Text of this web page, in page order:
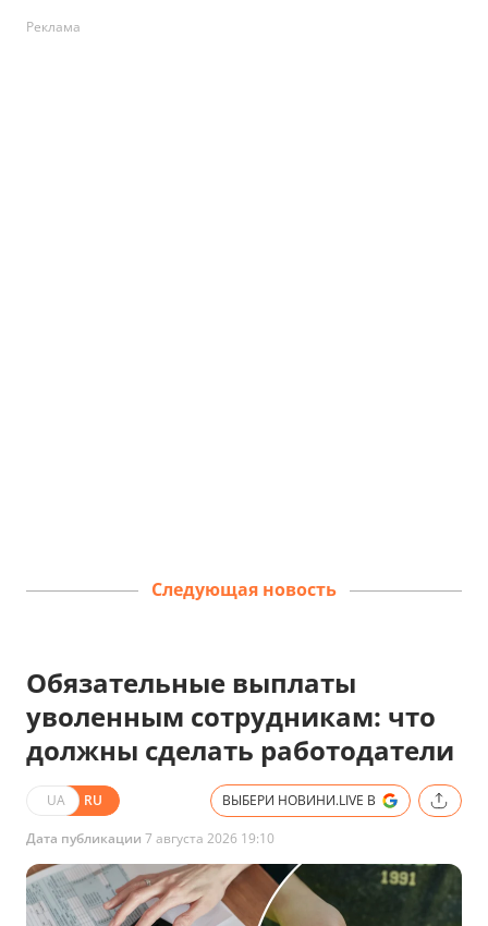
Реклама
Следующая новость
Обязательные выплаты
уволенным сотрудникам: что
должны сделать работодатели
UA RU ВЫБЕРИ НОВИНИ.LIVE В
Дата публикации 7 августа 2026 19:10